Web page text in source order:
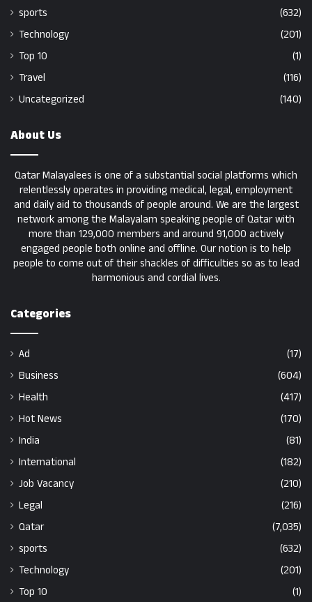
sports
(632)
Technology
(201)
Top 10
(1)
Travel
(116)
Uncategorized
(140)
About Us
Qatar Malayalees is one of a substantial social platforms which
relentlessly operates in providing medical, legal, employment
and daily aid to thousands of people around. We are the largest
network among the Malayalam speaking people of Qatar with
more than 129,000 members and around 91,000 actively
engaged people both online and offline. Our notion is to help
people to come out of their shackles of difficulties so as to lead
harmonious and cordial lives.
Categories
Ad
(17)
Business
(604)
Health
(417)
Hot News
(170)
India
(81)
International
(182)
Job Vacancy
(210)
Legal
(216)
Qatar
(7,035)
sports
(632)
Technology
(201)
Top 10
(1)